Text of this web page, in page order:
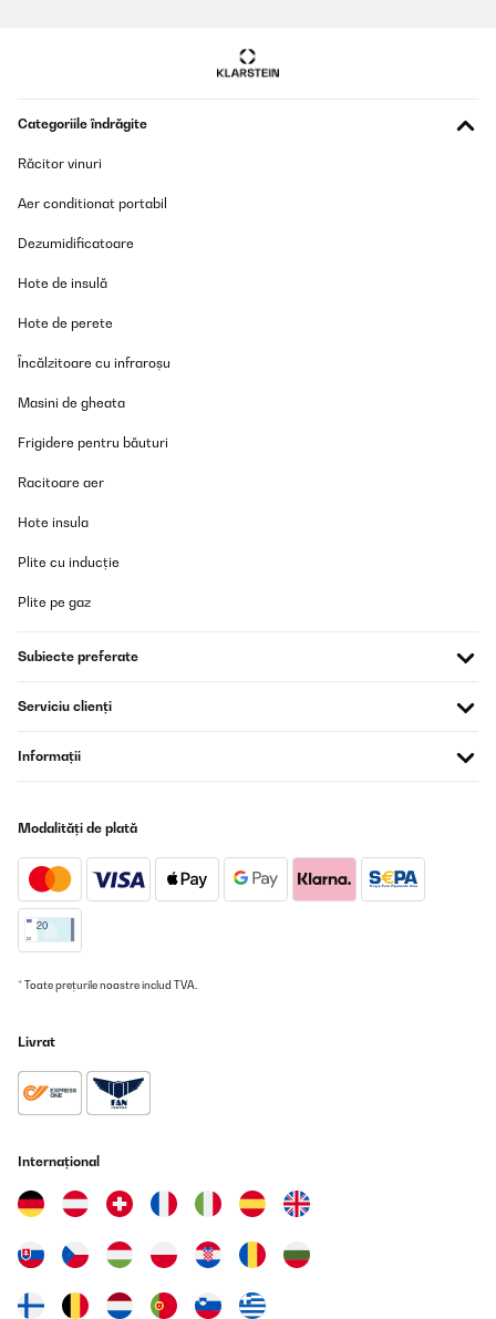
USB, antena para sintonizar la radio... Me parece muy práctica y
Usuario/a de amazon
sehr zufrieden. Klangqualität zufriedenstellend. Sender
Traducere
Categoriile îndrăgite
Răcitor vinuri
Aer conditionat portabil
Dezumidificatoare
Hote de insulă
Hote de perete
Încălzitoare cu infraroșu
Masini de gheata
Frigidere pentru băuturi
Racitoare aer
Hote insula
Plite cu inducție
Plite pe gaz
Subiecte preferate
Serviciu clienți
Informații
Modalități de plată
* Toate prețurile noastre includ TVA.
Livrat
Internațional